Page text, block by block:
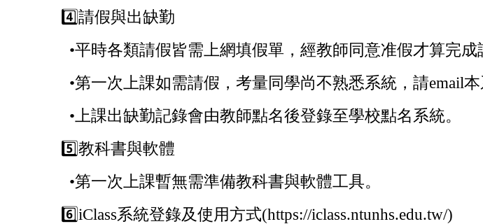
4️⃣請假與出缺勤
•平時各類請假皆需上網填假單，經教師同意准假才算完成
•第一次上課如需請假，考量同學尚不熟悉系統，請email
•上課出缺勤記錄會由教師點名後登錄至學校點名系統。
5️⃣教科書與軟體
•第一次上課暫無需準備教科書與軟體工具。
6️⃣iClass系統登錄及使用方式(https://iclass.ntunhs.edu.tw/)